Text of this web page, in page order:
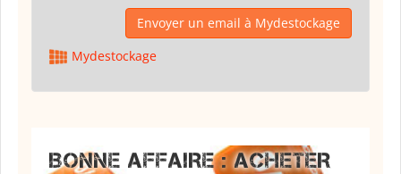
Envoyer un email à Mydestockage
Mydestockage
BONNE AFFAIRE : ACHETER